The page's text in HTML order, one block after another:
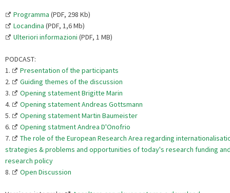
Programma (PDF, 298 Kb)
Locandina (PDF, 1,6 Mb)
Ulteriori informazioni (PDF, 1 MB)
PODCAST:
1.
Presentation of the participants
2.
Guiding themes of the discussion
3.
Opening statement Brigitte Marin
4.
Opening statement Andreas Gottsmann
5.
Opening statement Martin Baumeister
6.
Opening statment Andrea D'Onofrio
7.
The role of the European Research Area regarding
strategies & problems and opportunities of today's research funding
research policy
8.
Open Discussion